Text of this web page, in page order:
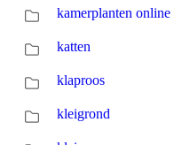
kamerplanten online
katten
klaproos
kleigrond